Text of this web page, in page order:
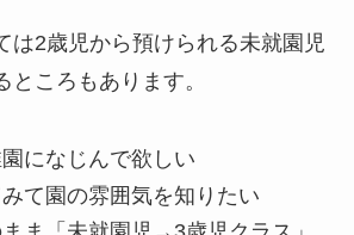
は2歳児から預けられる未就園児
ころもあります。
になじんで欲しい
て園の雰囲気を知りたい